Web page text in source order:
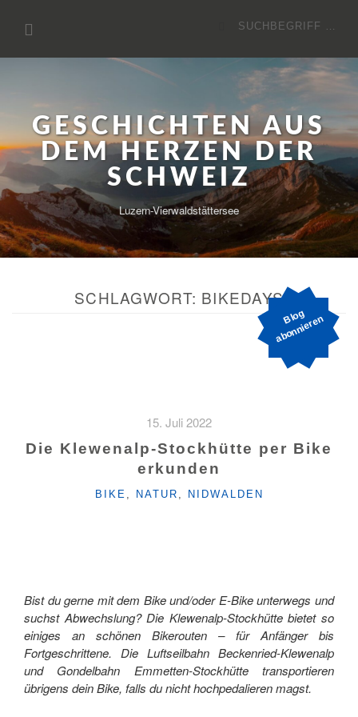
Inhalt
Suchen
GESCHICHTEN AUS
DEM HERZEN DER
SCHWEIZ
Luzern-Vierwaldstättersee
Bl
o
g
a
b
o
n
ni
e
r
e
n
SCHLAGWORT: BIKEDAYS
15. Juli 2022
Die Klewenalp-Stockhütte per Bike
erkunden
KATEGORIEN
BIKE , NATUR , NIDWALDEN
Bist du gerne mit dem Bike und/oder E-Bike unterwegs und
suchst Abwechslung? Die Klewenalp-Stockhütte bietet so
einiges an schönen Bikerouten – für Anfänger bis
Fortgeschrittene. Die Luftseilbahn Beckenried-Klewenalp
und Gondelbahn Emmetten-Stockhütte transportieren
übrigens dein Bike, falls du nicht hochpedalieren magst.